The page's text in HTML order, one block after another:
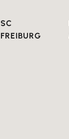
SC
FREIBURG